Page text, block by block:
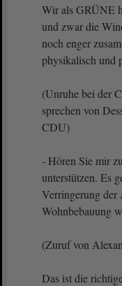
Wir als GRÜNE
und zwar die
noch enger
physikalisch und
(Unruhe bei der
sprechen von
CDU)
- Hören Sie mir
unterstützen. Es
Verringerung der
Wohnbebauung
(Zuruf von
Das ist die